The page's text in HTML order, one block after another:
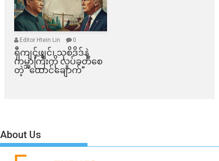
Editor Htein Lin 0
ရှီကျင့်ဖျင်၊ သုစိဒိဒ်နဲ့
ကမ္ဘာကြီးကို လှုပ်ခတ်စေ
တဲ့ “ထောင်ချောက်”
About Us